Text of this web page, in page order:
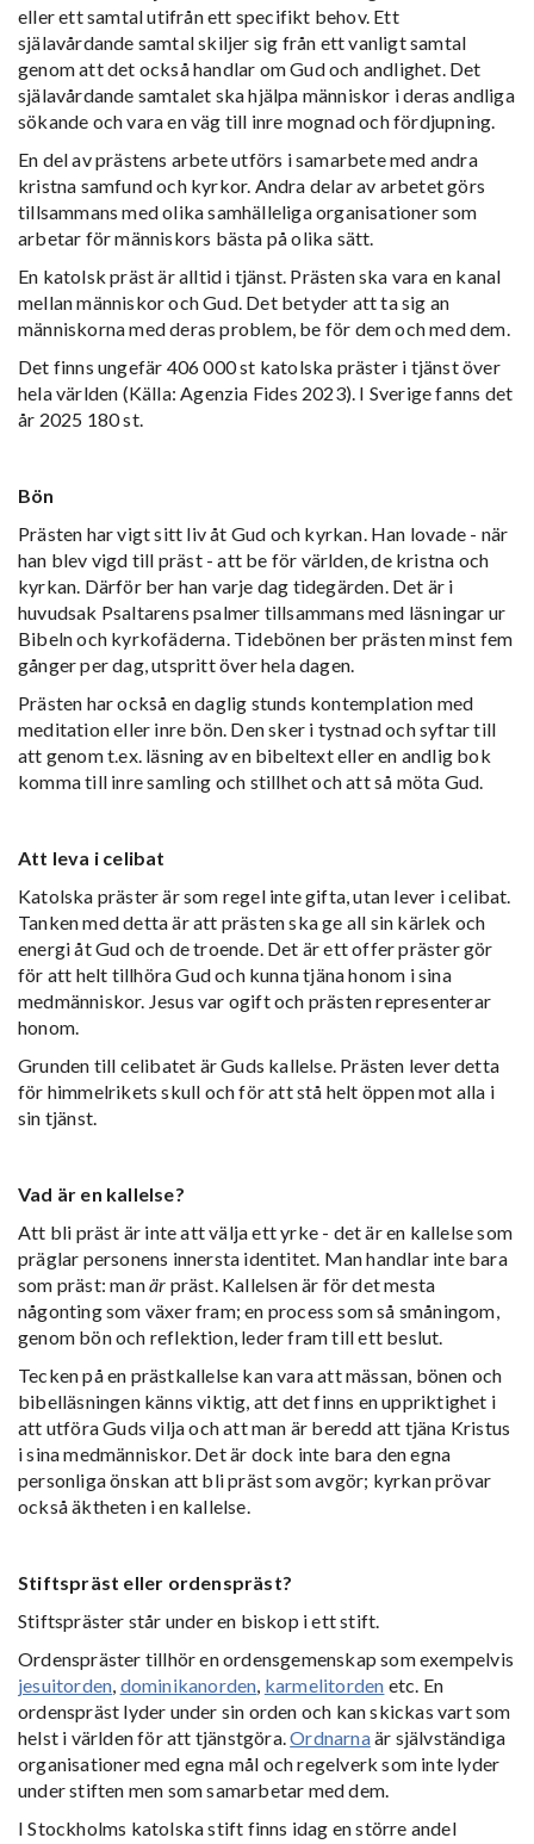
eller ett samtal utifrån ett specifikt behov. Ett
själavårdande samtal skiljer sig från ett vanligt samtal
genom att det också handlar om Gud och andlighet. Det
själavårdande samtalet ska hjälpa människor i deras andliga
sökande och vara en väg till inre mognad och fördjupning.
En del av prästens arbete utförs i samarbete med andra
kristna samfund och kyrkor. Andra delar av arbetet görs
tillsammans med olika samhälleliga organisationer som
arbetar för människors bästa på olika sätt.
En katolsk präst är alltid i tjänst. Prästen ska vara en kanal
mellan människor och Gud. Det betyder att ta sig an
människorna med deras problem, be för dem och med dem.
Det finns ungefär 406 000 st katolska präster i tjänst över
hela världen (Källa: Agenzia Fides 2023). I Sverige fanns det
år 2025 180 st.
Bön
Prästen har vigt sitt liv åt Gud och kyrkan. Han lovade - när
han blev vigd till präst - att be för världen, de kristna och
kyrkan. Därför ber han varje dag tidegärden. Det är i
huvudsak Psaltarens psalmer tillsammans med läsningar ur
Bibeln och kyrkofäderna. Tidebönen ber prästen minst fem
gånger per dag, utspritt över hela dagen.
Prästen har också en daglig stunds kontemplation med
meditation eller inre bön. Den sker i tystnad och syftar till
att genom t.ex. läsning av en bibeltext eller en andlig bok
komma till inre samling och stillhet och att så möta Gud.
Att leva i celibat
Katolska präster är som regel inte gifta, utan lever i celibat.
Tanken med detta är att prästen ska ge all sin kärlek och
energi åt Gud och de troende. Det är ett offer präster gör
för att helt tillhöra Gud och kunna tjäna honom i sina
medmänniskor. Jesus var ogift och prästen representerar
honom.
Grunden till celibatet är Guds kallelse. Prästen lever detta
för himmelrikets skull och för att stå helt öppen mot alla i
sin tjänst.
Vad är en kallelse?
Att bli präst är inte att välja ett yrke - det är en kallelse som
präglar personens innersta identitet. Man handlar inte bara
som präst: manär präst. Kallelsen är för det mesta
någonting som växer fram; en process som så småningom,
genom bön och reflektion, leder fram till ett beslut.
Tecken på en prästkallelse kan vara att mässan, bönen och
bibelläsningen känns viktig, att det finns en uppriktighet i
att utföra Guds vilja och att man är beredd att tjäna Kristus
i sina medmänniskor. Det är dock inte bara den egna
personliga önskan att bli präst som avgör; kyrkan prövar
också äktheten i en kallelse.
Stiftspräst eller ordenspräst?
Stiftspräster står under en biskop i ett stift.
Ordenspräster tillhör en ordensgemenskap som exempelvis
jesuitorden, dominikanorden, karmelitorden etc. En
ordenspräst lyder under sin orden och kan skickas vart som
helst i världen för att tjänstgöra.Ordnarnaär självständiga
organisationer med egna mål och regelverk som inte lyder
under stiften men som samarbetar med dem.
I Stockholms katolska stift finns idag en större andel